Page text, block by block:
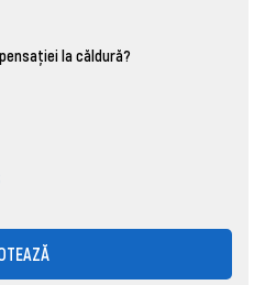
la căldură?